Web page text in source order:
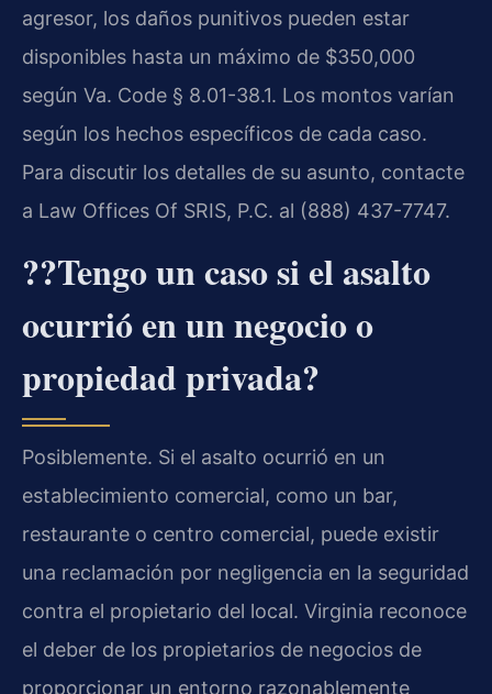
agresor, los daños punitivos pueden estar
disponibles hasta un máximo de $350,000
según Va. Code § 8.01-38.1. Los montos varían
según los hechos específicos de cada caso.
Para discutir los detalles de su asunto, contacte
a Law Offices Of SRIS, P.C. al (888) 437-7747.
??Tengo un caso si el asalto
ocurrió en un negocio o
propiedad privada?
Posiblemente. Si el asalto ocurrió en un
establecimiento comercial, como un bar,
restaurante o centro comercial, puede existir
una reclamación por negligencia en la seguridad
contra el propietario del local. Virginia reconoce
el deber de los propietarios de negocios de
proporcionar un entorno razonablemente